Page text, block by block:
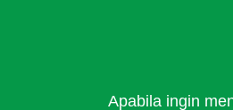
Apabila ingin